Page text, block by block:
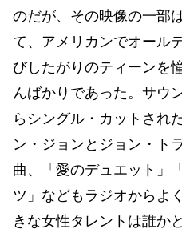
のだが、その映像の一部
て、アメリカンでオール
びしたがりのティーンを
んばかりであった。サウ
らシングル・カットされ
ン・ジョンとジョン・ト
曲、「愛のデュエット」
ツ」などもラジオからよ
きな女性タレントは誰か